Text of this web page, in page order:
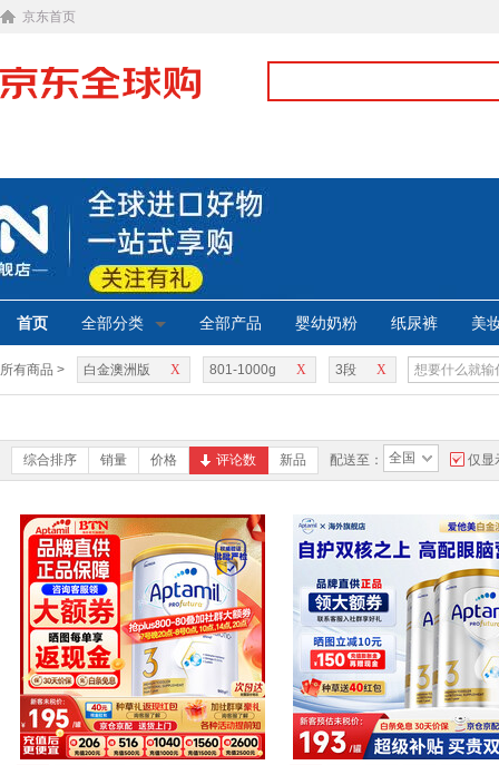
京东首页
首页 全部分类 全部产品 婴幼奶粉 纸尿裤 美
所有商品 > X
白金澳洲版 X
801-1000g X
3段
综合排序 销量 价格 评论数 新品 配送至： 全国 仅显